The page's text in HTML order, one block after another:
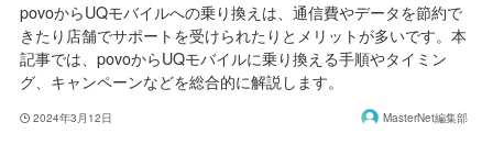
povoからUQモバイルへの乗り換えは、通信費やデータを節約で
きたり店舗でサポートを受けられたりとメリットが多いです。本
記事では、povoからUQモバイルに乗り換える手順やタイミン
グ、キャンペーンなどを総合的に解説します。
2024年3月12日 MasterNet編集部